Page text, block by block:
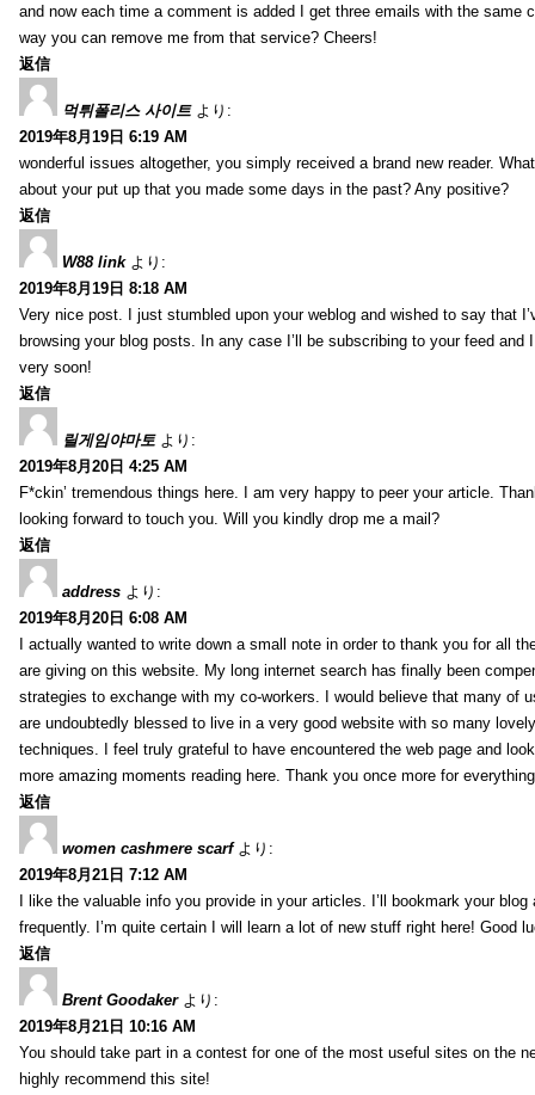
and now each time a comment is added I get three emails with the same
way you can remove me from that service? Cheers!
返信
먹튀폴리스 사이트 より:
2019年8月19日 6:19 AM
wonderful issues altogether, you simply received a brand new reader.
about your put up that you made some days in the past? Any positive?
返信
W88 link より:
2019年8月19日 8:18 AM
Very nice post. I just stumbled upon your weblog and wished to say that
browsing your blog posts. In any case I’ll be subscribing to your feed and
very soon!
返信
릴게임야마토 より:
2019年8月20日 4:25 AM
F*ckin’ tremendous things here. I am very happy to peer your article.
looking forward to touch you. Will you kindly drop me a mail?
返信
address より:
2019年8月20日 6:08 AM
I actually wanted to write down a small note in order to thank you for all
are giving on this website. My long internet search has finally been
strategies to exchange with my co-workers. I would believe that many of
are undoubtedly blessed to live in a very good website with so many
techniques. I feel truly grateful to have encountered the web page and
more amazing moments reading here. Thank you once more for
返信
women cashmere scarf より:
2019年8月21日 7:12 AM
I like the valuable info you provide in your articles. I’ll bookmark your blog
frequently. I’m quite certain I will learn a lot of new stuff right here! Good
返信
Brent Goodaker より:
2019年8月21日 10:16 AM
You should take part in a contest for one of the most useful sites on the
highly recommend this site!